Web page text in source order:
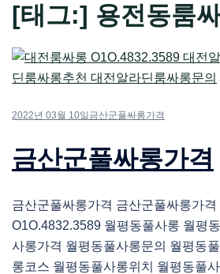
[태그:] 용전동룸
2022년 03월 10일 금산군풀싸롱가격
금산군풀싸롱가격
금산군풀싸롱가격 금산군풀싸롱가
O1O.4832.3589 월평동풀사롱 월평
사롱가격 월평동풀사롱문의 월평동
롱코스 월평동풀사롱위치 월평동풀